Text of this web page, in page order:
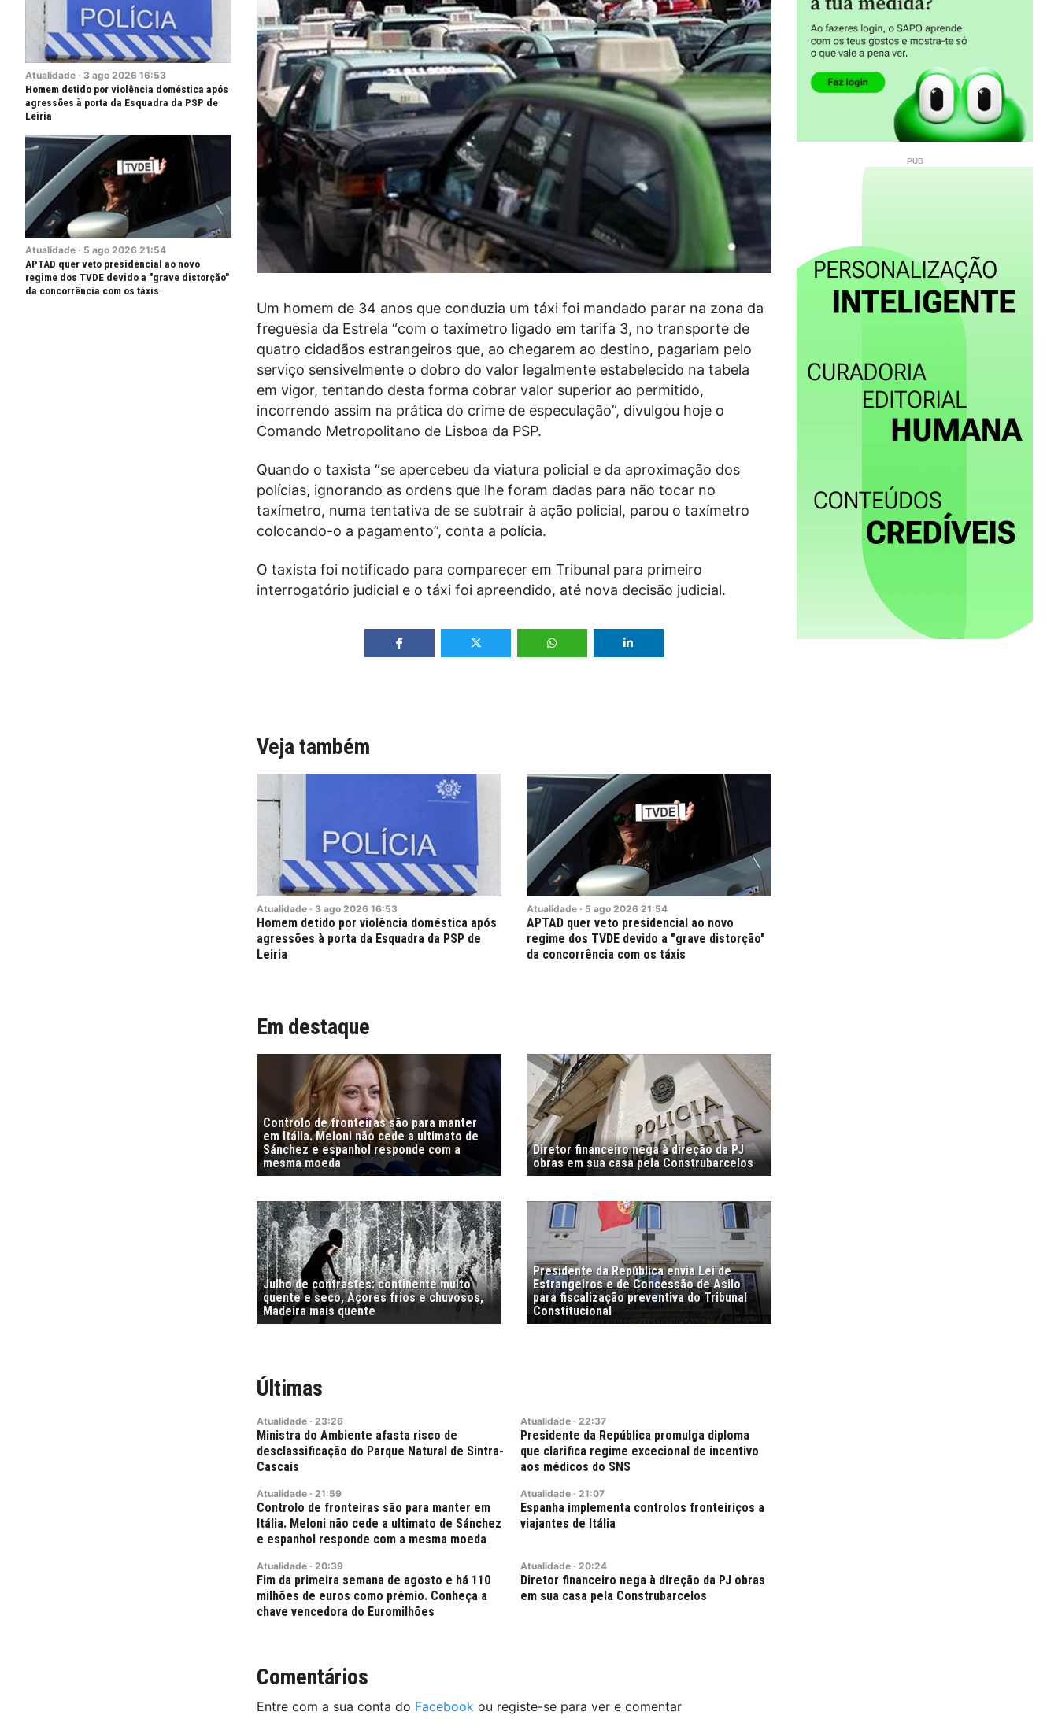
Atualidade · 3 ago 2026 16:53
Homem detido por violência doméstica após
agressões à porta da Esquadra da PSP de
Leiria
Atualidade · 5 ago 2026 21:54
APTAD quer veto presidencial ao novo
regime dos TVDE devido a "grave distorção"
da concorrência com os táxis
Um homem de 34 anos que conduzia um táxi foi mandado parar na zona da
freguesia da Estrela “com o taxímetro ligado em tarifa 3, no transporte de
quatro cidadãos estrangeiros que, ao chegarem ao destino, pagariam pelo
serviço sensivelmente o dobro do valor legalmente estabelecido na tabela
em vigor, tentando desta forma cobrar valor superior ao permitido,
incorrendo assim na prática do crime de especulação”, divulgou hoje o
Comando Metropolitano de Lisboa da PSP.
Quando o taxista “se apercebeu da viatura policial e da aproximação dos
polícias, ignorando as ordens que lhe foram dadas para não tocar no
taxímetro, numa tentativa de se subtrair à ação policial, parou o taxímetro
colocando-o a pagamento”, conta a polícia.
O taxista foi notificado para comparecer em Tribunal para primeiro
interrogatório judicial e o táxi foi apreendido, até nova decisão judicial.
Veja também
Atualidade · 3 ago 2026 16:53
Homem detido por violência doméstica após
agressões à porta da Esquadra da PSP de
Leiria
Atualidade · 5 ago 2026 21:54
APTAD quer veto presidencial ao novo
regime dos TVDE devido a "grave distorção"
da concorrência com os táxis
Em destaque
Controlo de fronteiras são para manter
em Itália. Meloni não cede a ultimato de
Sánchez e espanhol responde com a
mesma moeda
Diretor financeiro nega à direção da PJ
obras em sua casa pela Construbarcelos
Julho de contrastes: continente muito
quente e seco, Açores frios e chuvosos,
Madeira mais quente
Presidente da República envia Lei de
Estrangeiros e de Concessão de Asilo
para fiscalização preventiva do Tribunal
Constitucional
Últimas
Atualidade · 23:26
Ministra do Ambiente afasta risco de
desclassificação do Parque Natural de Sintra-
Cascais
Atualidade · 22:37
Presidente da República promulga diploma
que clarifica regime excecional de incentivo
aos médicos do SNS
Atualidade · 21:59
Controlo de fronteiras são para manter em
Itália. Meloni não cede a ultimato de Sánchez
e espanhol responde com a mesma moeda
Atualidade · 21:07
Espanha implementa controlos fronteiriços a
viajantes de Itália
Atualidade · 20:39
Fim da primeira semana de agosto e há 110
milhões de euros como prémio. Conheça a
chave vencedora do Euromilhões
Atualidade · 20:24
Diretor financeiro nega à direção da PJ obras
em sua casa pela Construbarcelos
Comentários
Entre com a sua conta do Facebook ou registe-se para ver e comentar